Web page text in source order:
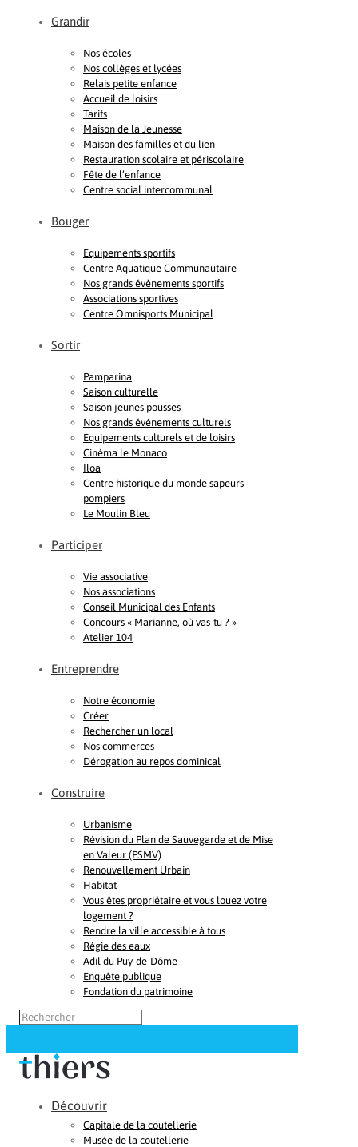
Grandir
Nos écoles
Nos collèges et lycées
Relais petite enfance
Accueil de loisirs
Tarifs
Maison de la Jeunesse
Maison des familles et du lien
Restauration scolaire et périscolaire
Fête de l’enfance
Centre social intercommunal
Bouger
Equipements sportifs
Centre Aquatique Communautaire
Nos grands évènements sportifs
Associations sportives
Centre Omnisports Municipal
Sortir
Pamparina
Saison culturelle
Saison jeunes pousses
Nos grands événements culturels
Equipements culturels et de loisirs
Cinéma le Monaco
Iloa
Centre historique du monde sapeurs-
pompiers
Le Moulin Bleu
Participer
Vie associative
Nos associations
Conseil Municipal des Enfants
Concours « Marianne, où vas-tu ? »
Atelier 104
Entreprendre
Notre économie
Créer
Rechercher un local
Nos commerces
Dérogation au repos dominical
Construire
Urbanisme
Révision du Plan de Sauvegarde et de Mise
en Valeur (PSMV)
Renouvellement Urbain
Habitat
Vous êtes propriétaire et vous louez votre
logement ?
Rendre la ville accessible à tous
Régie des eaux
Adil du Puy-de-Dôme
Enquête publique
Fondation du patrimoine
Découvrir
Capitale de la coutellerie
Musée de la coutellerie